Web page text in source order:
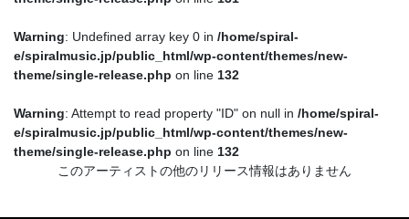
Warning: Undefined array key 0 in /home/spiral-
e/spiralmusic.jp/public_html/wp-content/themes/new-
theme/single-release.php on line 132
Warning: Attempt to read property "ID" on null in /home/spiral-
e/spiralmusic.jp/public_html/wp-content/themes/new-
theme/single-release.php on line 132
このアーティストの他のリリース情報はありません